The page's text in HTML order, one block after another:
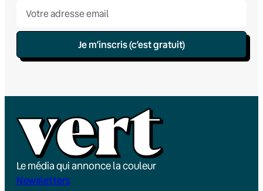
Je m’inscris (c’est gratuit)
Le média qui annonce la couleur
Newsletters